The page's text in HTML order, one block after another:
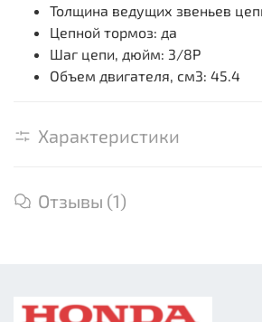
Толщина ведущих звеньев
Цепной тормоз: да
Шаг цепи, дюйм: 3/8P
Объем двигателя, см3: 45.4
Характеристики
Отзывы (1)